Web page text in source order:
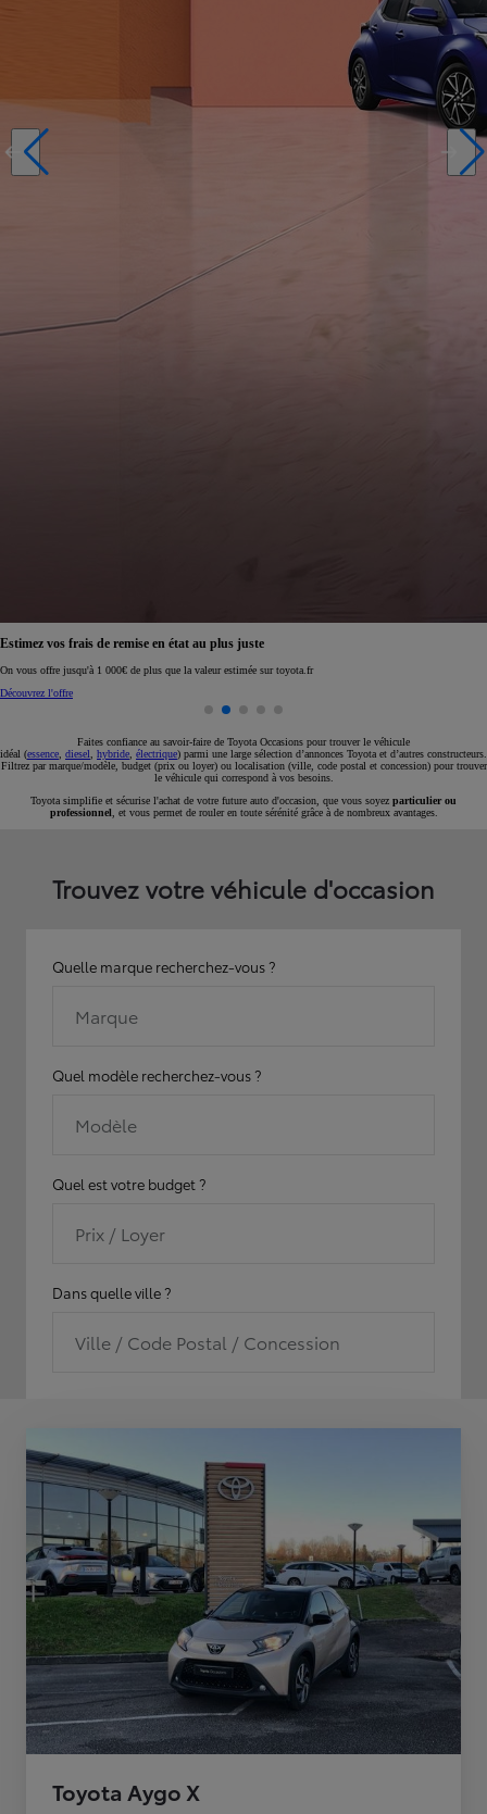
Réservez en ligne votre occasion pour 1€ seulement
Réservez en ligne
Faites confiance au savoir-faire de Toyota Occasions pour trouver le véhicule
idéal (essence diesel hybride électrique) parmi une large sélection d’annonces Toyota et d’autres constructeurs.
Filtrez par marque/modèle, budget (prix ou loyer) ou localisation (ville, code postal et concession) pour trouver
le véhicule qui correspond à vos besoins.
Toyota simplifie et sécurise l'achat de votre future auto d'occasion, que vous soyez particulier ou
professionnel , et vous permet de rouler en toute sérénité grâce à de nombreux avantages.
Trouvez votre véhicule d'occasion
Quelle marque recherchez-vous ?
Marque
Quel modèle recherchez-vous ?
Modèle
Quel est votre budget ?
Prix / Loyer
Dans quelle ville ?
Ville / Code Postal / Concession
Toyota Aygo X